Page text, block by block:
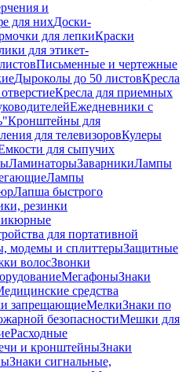
и
для нихДоски-
для лепкиКраски
для этикет-
Письменные и чертежные
Дыроколы до 50 листовКресла
Кресла для приемных
Ежедневники с
Кронштейны для
для телевизоровКулеры
для сыпучих
ЛаминаторыЗаварникиЛампы
Лампы
Лапша быстрого
резинки
для портативной
модемы и сплиттерыЗащитные
волосЗвонки
МегафоныЗнаки
средства
запрещающиеМелкиЗнаки по
безопасностиМешки для
Расходные
и кронштейныЗнаки
Знаки сигнальные,